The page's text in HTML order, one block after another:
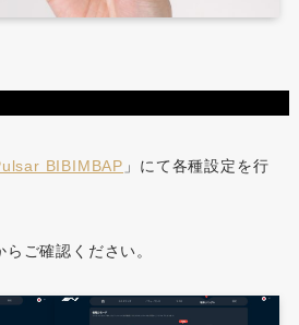
BIBIMBAP 」にて各種設定を行
ご確認ください。